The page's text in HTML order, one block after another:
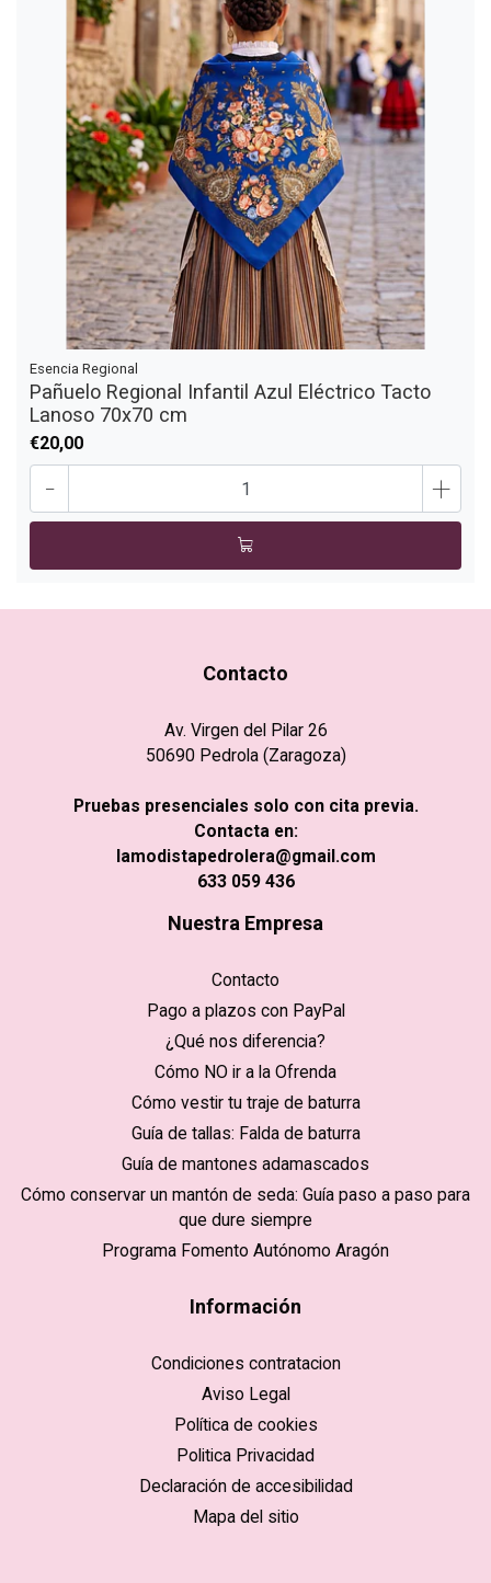
Esencia Regional
Pañuelo Regional Infantil Azul Eléctrico Tacto
Lanoso 70x70 cm
€20,00
- +
Contacto
Av. Virgen del Pilar 26
50690 Pedrola (Zaragoza)
Pruebas presenciales solo con cita previa.
Contacta en:
lamodistapedrolera@gmail.com
633 059 436
Nuestra Empresa
Contacto
Pago a plazos con PayPal
¿Qué nos diferencia?
Cómo NO ir a la Ofrenda
Cómo vestir tu traje de baturra
Guía de tallas: Falda de baturra
Guía de mantones adamascados
Cómo conservar un mantón de seda: Guía paso a paso para
que dure siempre
Programa Fomento Autónomo Aragón
Información
Condiciones contratacion
Aviso Legal
Política de cookies
Politica Privacidad
Declaración de accesibilidad
Mapa del sitio